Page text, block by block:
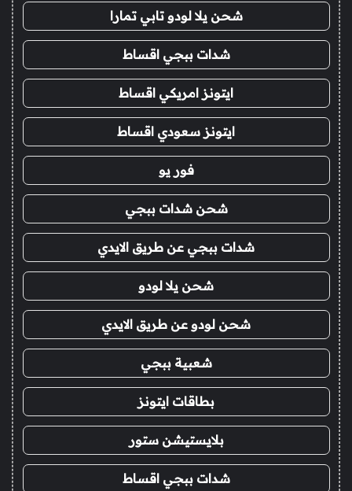
شحن يلا لودو تابي تمارا
شدات ببجي اقساط
ايتونز امريكي اقساط
ايتونز سعودي اقساط
فور يو
شحن شدات ببجي
شدات ببجي عن طريق الايدي
شحن يلا لودو
شحن لودو عن طريق الايدي
شعبية ببجي
بطاقات ايتونز
بلايستيشن ستور
شدات ببجي اقساط